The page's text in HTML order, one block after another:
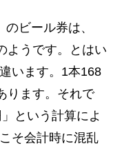
ビール券は、
ようです。とはい
います。1本168
ります。それで
という計算によ
そ会計時に混乱